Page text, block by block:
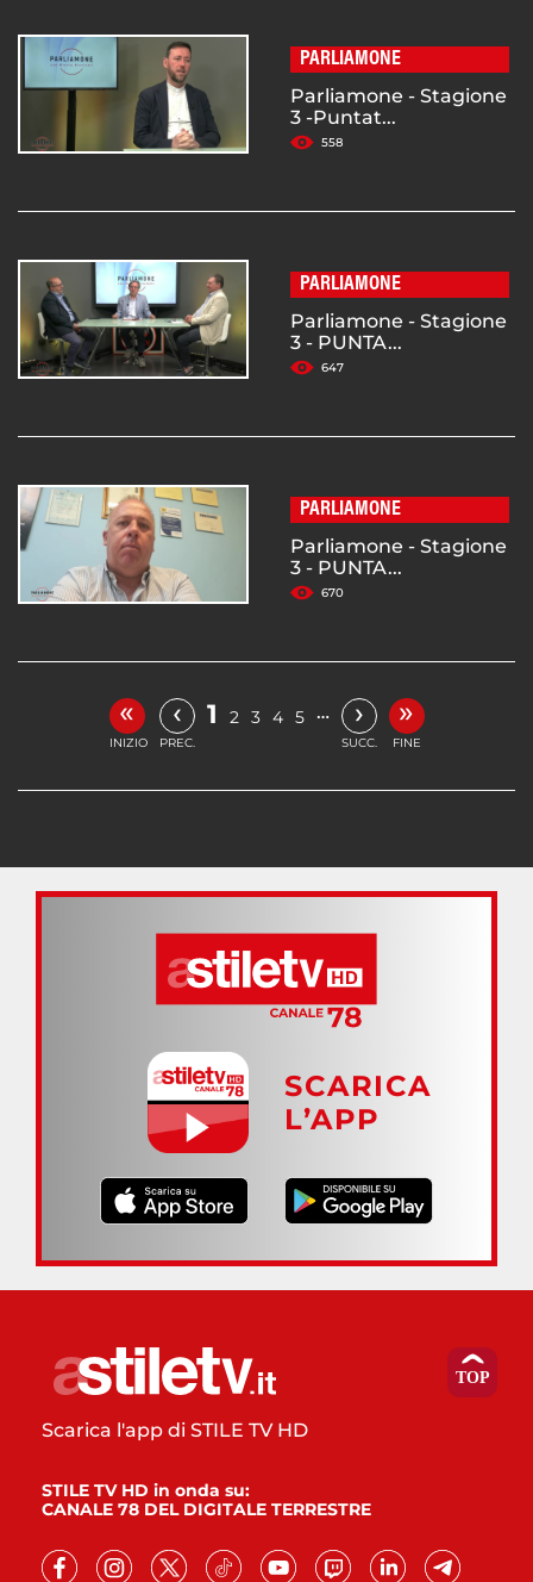
PARLIAMONE
Parliamone - Stagione
3 -Puntat...
558
PARLIAMONE
Parliamone - Stagione
3 - PUNTA...
647
PARLIAMONE
Parliamone - Stagione
3 - PUNTA...
670
«
INIZIO
‹
PREC.
1 2 3 4 5 … ›
SUCC.
»
FINE
SCARICA
L’APP
Scarica l'app di STILE TV HD
STILE TV HD in onda su:
CANALE 78 DEL DIGITALE TERRESTRE